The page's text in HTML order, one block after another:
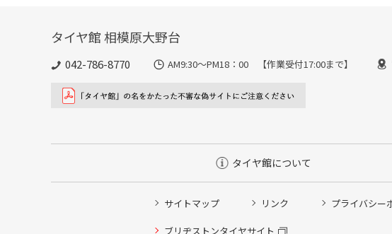
タイヤ館 相模原大野台
042-786-8770 AM9:30～PM18：00 【作業受付17:00まで】
タイヤ館について
サイトマップ リンク プライバシー
ブリヂストンタイヤサイト
タイヤ点検・安全点検/タイヤ履き替え/オイル交換/その他ピット作業の予約